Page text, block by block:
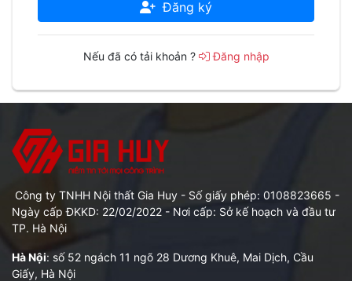
Đăng ký
Nếu đã có tải khoản ? Đăng nhập
Công ty TNHH Nội thất Gia Huy - Số giấy phép: 0108823665 -
Ngày cấp ĐKKD: 22/02/2022 - Nơi cấp: Sở kế hoạch và đầu tư
TP. Hà Nội
Hà Nội: số 52 ngách 11 ngõ 28 Dương Khuê, Mai Dịch, Cầu
Giấy, Hà Nội